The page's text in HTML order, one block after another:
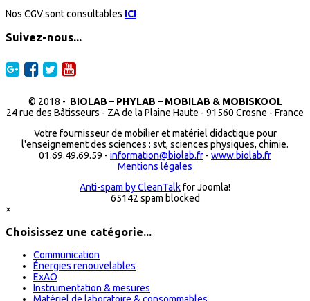
Nos CGV sont consultables ICI
Suivez-nous...
© 2018 - BIOLAB – PHYLAB – MOBILAB & MOBISKOOL
24 rue des Bâtisseurs - ZA de la Plaine Haute - 91560 Crosne - France
Votre fournisseur de mobilier et matériel didactique pour
l'enseignement des sciences : svt, sciences physiques, chimie.
01.69.49.69.59 - information@biolab.fr - www.biolab.fr
Mentions légales
Anti-spam by CleanTalkfor Joomla!
65142 spam blocked
×
Choisissez une catégorie...
Communication
Énergies renouvelables
ExAO
Instrumentation & mesures